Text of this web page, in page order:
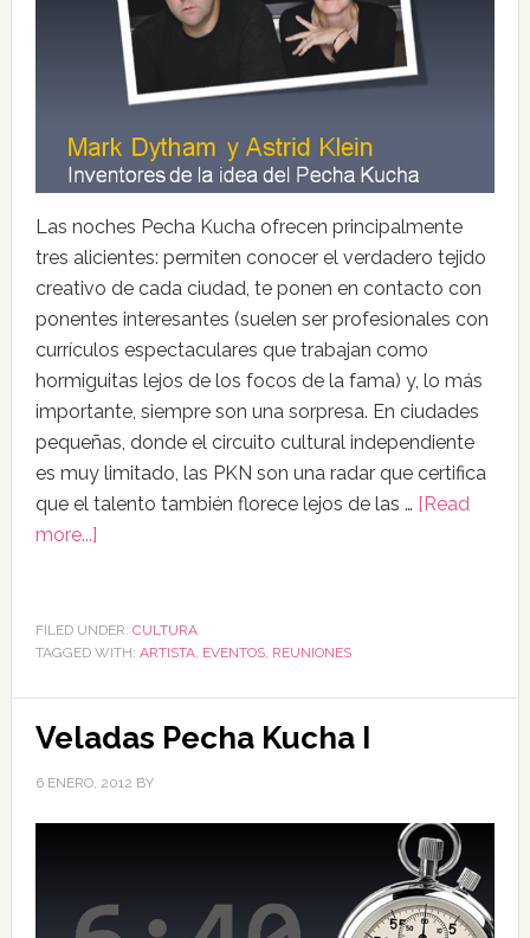
Las noches Pecha Kucha ofrecen principalmente
tres alicientes: permiten conocer el verdadero tejido
creativo de cada ciudad, te ponen en contacto con
ponentes interesantes (suelen ser profesionales con
currículos espectaculares que trabajan como
hormiguitas lejos de los focos de la fama) y, lo más
importante, siempre son una sorpresa. En ciudades
pequeñas, donde el circuito cultural independiente
es muy limitado, las PKN son una radar que certifica
que el talento también florece lejos de las … [Read
more...]
FILED UNDER: CULTURA
TAGGED WITH: ARTISTA, EVENTOS, REUNIONES
Veladas Pecha Kucha I
6 ENERO, 2012 BY